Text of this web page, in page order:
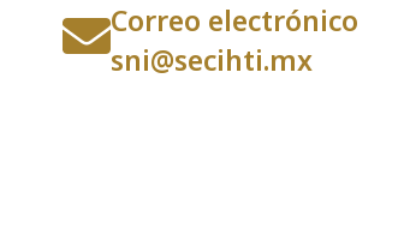
Correo electrónico
sni@secihti.mx